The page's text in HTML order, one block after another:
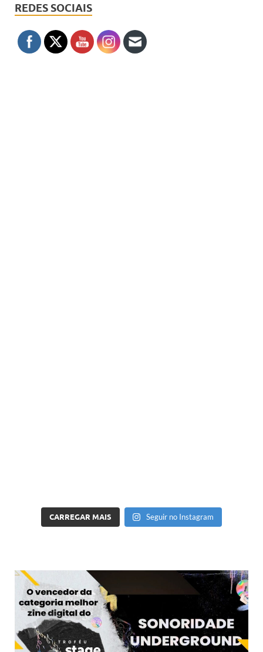
REDES SOCIAIS
CARREGAR MAIS Seguir no Instagram